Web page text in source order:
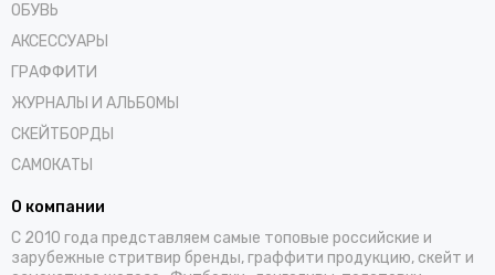
ОБУВЬ
АКСЕССУАРЫ
ГРАФФИТИ
ЖУРНАЛЫ И АЛЬБОМЫ
СКЕЙТБОРДЫ
САМОКАТЫ
О компании
С 2010 года представляем самые топовые российские и
зарубежные стритвир бренды, граффити продукцию, скейт и